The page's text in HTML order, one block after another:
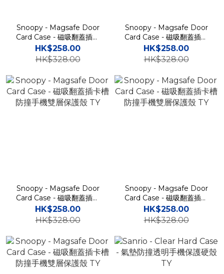
Snoopy - Magsafe Door
Card Case - 磁吸翻蓋插卡
槽防撞手機雙層保護殼 TY
HK$258.00
HK$328.00
Snoopy - Magsafe Door
Card Case - 磁吸翻蓋插卡
槽防撞手機雙層保護殼 TY
HK$258.00
HK$328.00
Snoopy - Magsafe Door
Card Case - 磁吸翻蓋插卡
槽防撞手機雙層保護殼 TY
HK$258.00
HK$328.00
Snoopy - Magsafe Door
Card Case - 磁吸翻蓋插卡
槽防撞手機雙層保護殼 TY
HK$258.00
HK$328.00